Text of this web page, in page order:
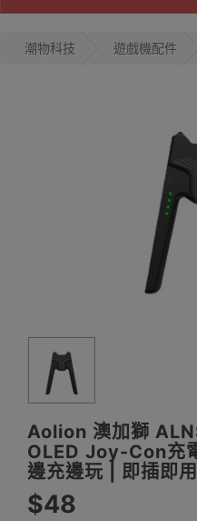
潮物科技 遊戲機配件
Aolion 澳加獅
OLED Joy-Con充
邊充邊玩 | 即插即
$48